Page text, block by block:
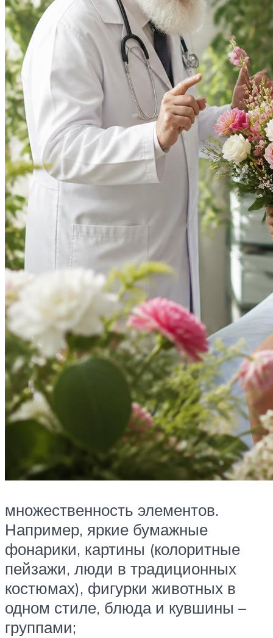
множественность элементов.
Например, яркие бумажные
фонарики, картины (колоритные
пейзажи, люди в традиционных
костюмах), фигурки животных в
одном стиле, блюда и кувшины –
группами;